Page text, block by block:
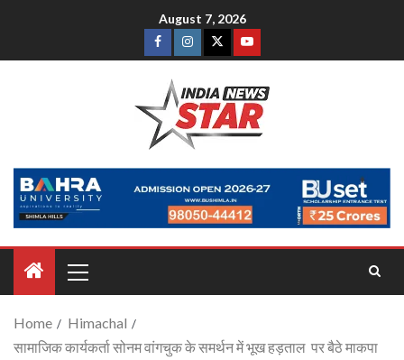
August 7, 2026
Home
Himachal
सामाजिक कार्यकर्ता सोनम वांगचुक के समर्थन में भूख हड़ताल पर बैठे माकपा